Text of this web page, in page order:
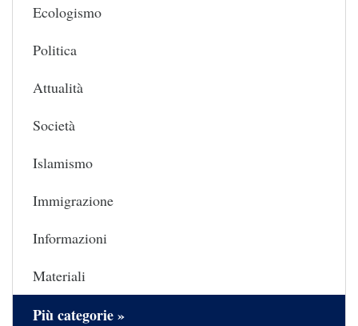
Ecologismo
Politica
Attualità
Società
Islamismo
Immigrazione
Informazioni
Materiali
Più categorie »